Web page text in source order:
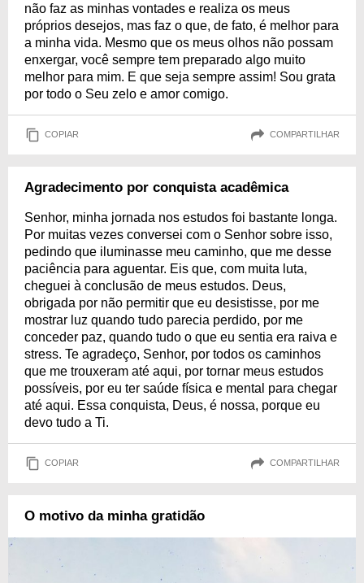
não faz as minhas vontades e realiza os meus
próprios desejos, mas faz o que, de fato, é melhor para
a minha vida. Mesmo que os meus olhos não possam
enxergar, você sempre tem preparado algo muito
melhor para mim. E que seja sempre assim! Sou grata
por todo o Seu zelo e amor comigo.
COPIAR COMPARTILHAR
Agradecimento por conquista acadêmica
Senhor, minha jornada nos estudos foi bastante longa.
Por muitas vezes conversei com o Senhor sobre isso,
pedindo que iluminasse meu caminho, que me desse
paciência para aguentar. Eis que, com muita luta,
cheguei à conclusão de meus estudos. Deus,
obrigada por não permitir que eu desistisse, por me
mostrar luz quando tudo parecia perdido, por me
conceder paz, quando tudo o que eu sentia era raiva e
stress. Te agradeço, Senhor, por todos os caminhos
que me trouxeram até aqui, por tornar meus estudos
possíveis, por eu ter saúde física e mental para chegar
até aqui. Essa conquista, Deus, é nossa, porque eu
devo tudo a Ti.
COPIAR COMPARTILHAR
O motivo da minha gratidão